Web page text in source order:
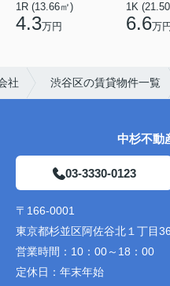
1R (13.66㎡)
4.3万円
1K
6.6万円
社 渋谷区の賃貸物件一覧
中杉不動
03-3330-0123
〒166-0001
東京都杉並区阿佐谷北１丁目
営業時間： 10：00～18：00
定休日： 年末年始